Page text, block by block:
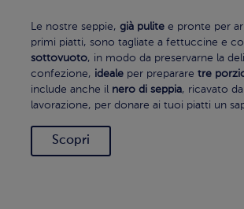
Le nostre seppie, già pulite e pronte per
primi piatti, sono tagliate a fettuccine e
sottovuoto, in modo da preservarne la
confezione, ideale per preparare tre
include anche il nero di seppia, ricavato
lavorazione, per donare ai tuoi piatti un
Scopri